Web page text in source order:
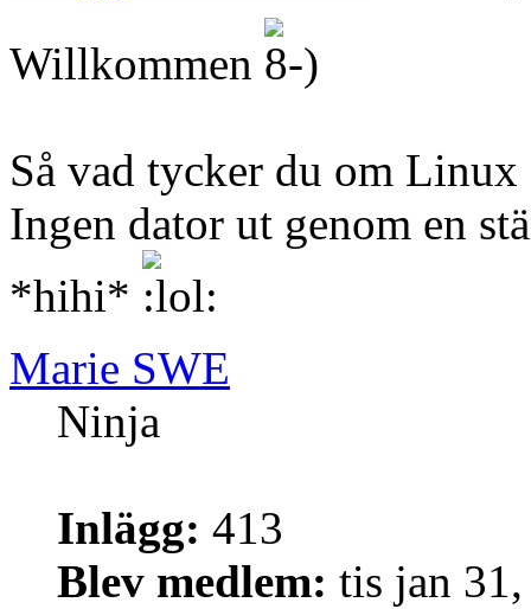
Willkommen
Så vad tycker du om Linux
Ingen dator ut genom en
*hihi*
Marie SWE
Ninja
Inlägg: 413
Blev medlem: tis jan